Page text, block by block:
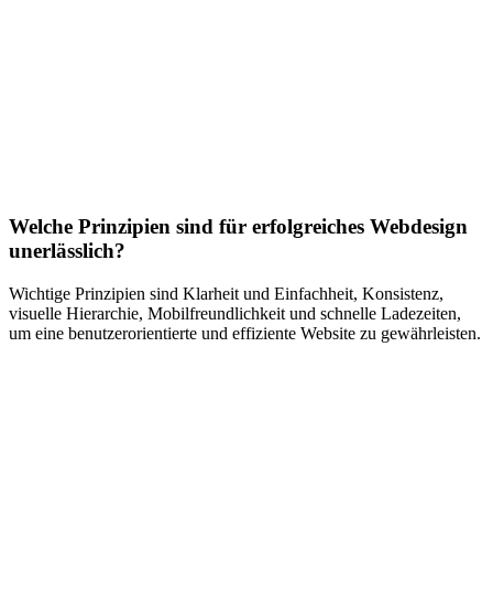
Welche Prinzipien sind für erfolgreiches Webdesign
unerlässlich?
Wichtige Prinzipien sind Klarheit und Einfachheit, Konsistenz,
visuelle Hierarchie, Mobilfreundlichkeit und schnelle Ladezeiten,
um eine benutzerorientierte und effiziente Website zu gewährleisten.